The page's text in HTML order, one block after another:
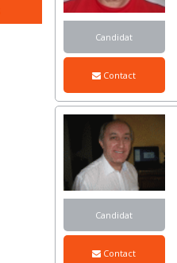
Candidat
Contact
Candidat
Contact